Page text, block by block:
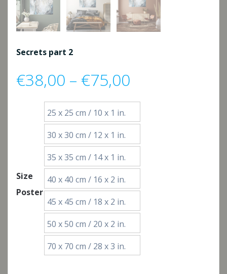
Secrets part 2
€38,00 – €75,00
€38,00
bis
Size
Poster
25 x 25 cm / 10 x 1 in.
30 x 30 cm / 12 x 1 in.
35 x 35 cm / 14 x 1 in.
40 x 40 cm / 16 x 2 in.
45 x 45 cm / 18 x 2 in.
50 x 50 cm / 20 x 2 in.
70 x 70 cm / 28 x 3 in.